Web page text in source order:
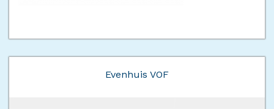
Evenhuis VOF